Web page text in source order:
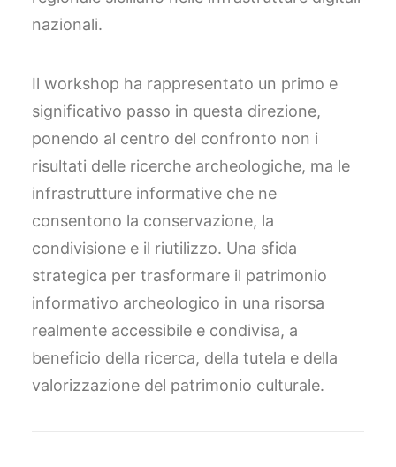
nazionali.
Il workshop ha rappresentato un primo e
significativo passo in questa direzione,
ponendo al centro del confronto non i
risultati delle ricerche archeologiche, ma le
infrastrutture informative che ne
consentono la conservazione, la
condivisione e il riutilizzo. Una sfida
strategica per trasformare il patrimonio
informativo archeologico in una risorsa
realmente accessibile e condivisa, a
beneficio della ricerca, della tutela e della
valorizzazione del patrimonio culturale.